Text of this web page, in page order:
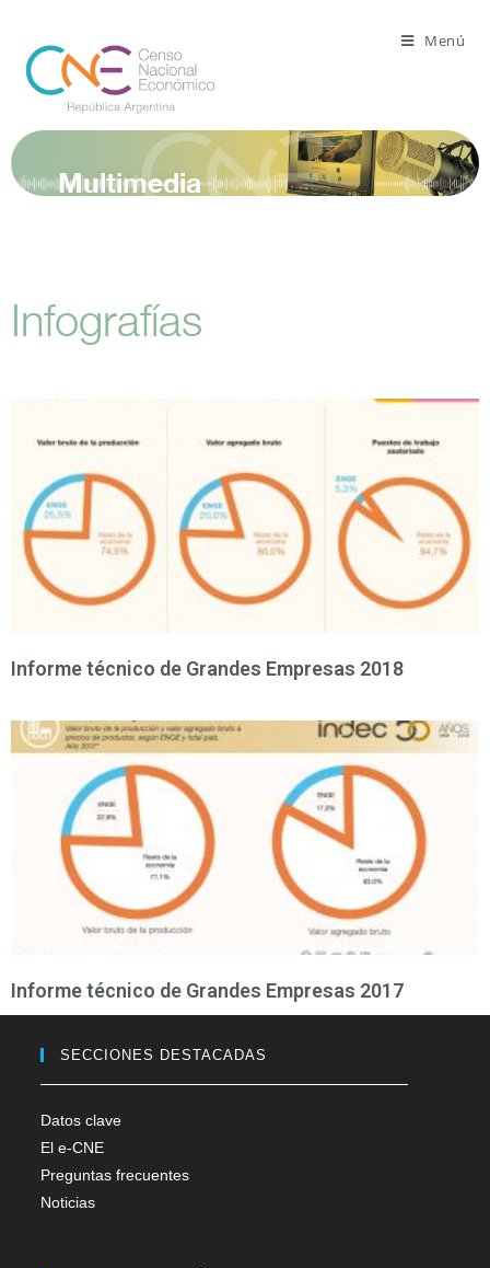
Menú
Multimedia
Infografías
Informe técnico de Grandes Empresas 2018
Informe técnico de Grandes Empresas 2017
SECCIONES DESTACADAS
Datos clave
El e-CNE
Preguntas frecuentes
Noticias